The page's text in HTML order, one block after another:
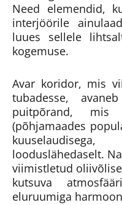
Need elemendid,
interjöörile
luues sellele
kogemuse.
Avar koridor, mis
tubadesse,
puitpõrand, mis
(põhjamaades
looduslähedaselt.
viimistletud
kutsuva
eluruumiga